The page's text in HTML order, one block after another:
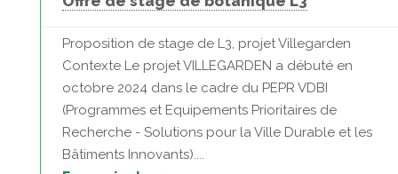
Proposition de stage de L3, projet Villegarden
Contexte Le projet VILLEGARDEN a débuté en
octobre 2024 dans le cadre du PEPR VDBI
(Programmes et Equipements Prioritaires de
Recherche - Solutions pour la Ville Durable et les
Bâtiments Innovants)....